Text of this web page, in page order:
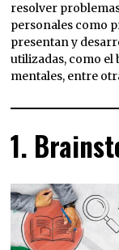
resolver
personales como
presentan y
utilizadas, como el
mentales, entre
1.